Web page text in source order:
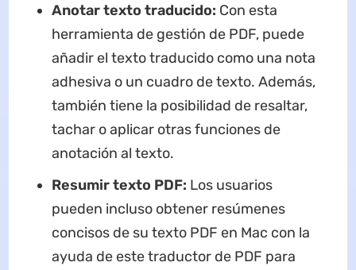
Anotar texto traducido: Con esta
herramienta de gestión de PDF, puede
añadir el texto traducido como una nota
adhesiva o un cuadro de texto. Además,
también tiene la posibilidad de resaltar,
tachar o aplicar otras funciones de
anotación al texto.
Resumir texto PDF: Los usuarios
pueden incluso obtener resúmenes
concisos de su texto PDF en Mac con la
ayuda de este traductor de PDF para